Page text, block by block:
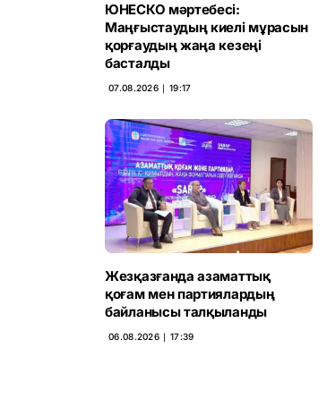
ЮНЕСКО мәртебесі:
Маңғыстаудың киелі мұрасын
қорғаудың жаңа кезеңі
басталды
07.08.2026 ∣ 19:17
Жезқазғанда азаматтық
қоғам мен партиялардың
байланысы талқыланды
06.08.2026 ∣ 17:39